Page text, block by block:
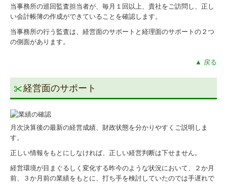
税理士の変更をお考えの方へ
税理士をお探しの方へ
法人・個人事業主のお客さまへ
デジタル化支援
創業支援
事業承継
当事務所の巡回監査担当者が、毎月１回以上、貴社をご訪問し、正し
い会計帳簿の作成ができていることを確認します。
当事務所の行う監査は、経営面のサポートと経理面のサポートの２つ
の側面があります。
▲ 戻る
経営面のサポート
月次決算後の最新の経営成績、財政状態を分かりやすくご説明しま
す。
正しい情報をもとにしなければ、正しい経営判断は下せません。
経営環境が目まぐるしく変化する昨今のような状況において、２か月
前、３か月前の業績をもとに、打ち手を検討していたのでは手遅れで